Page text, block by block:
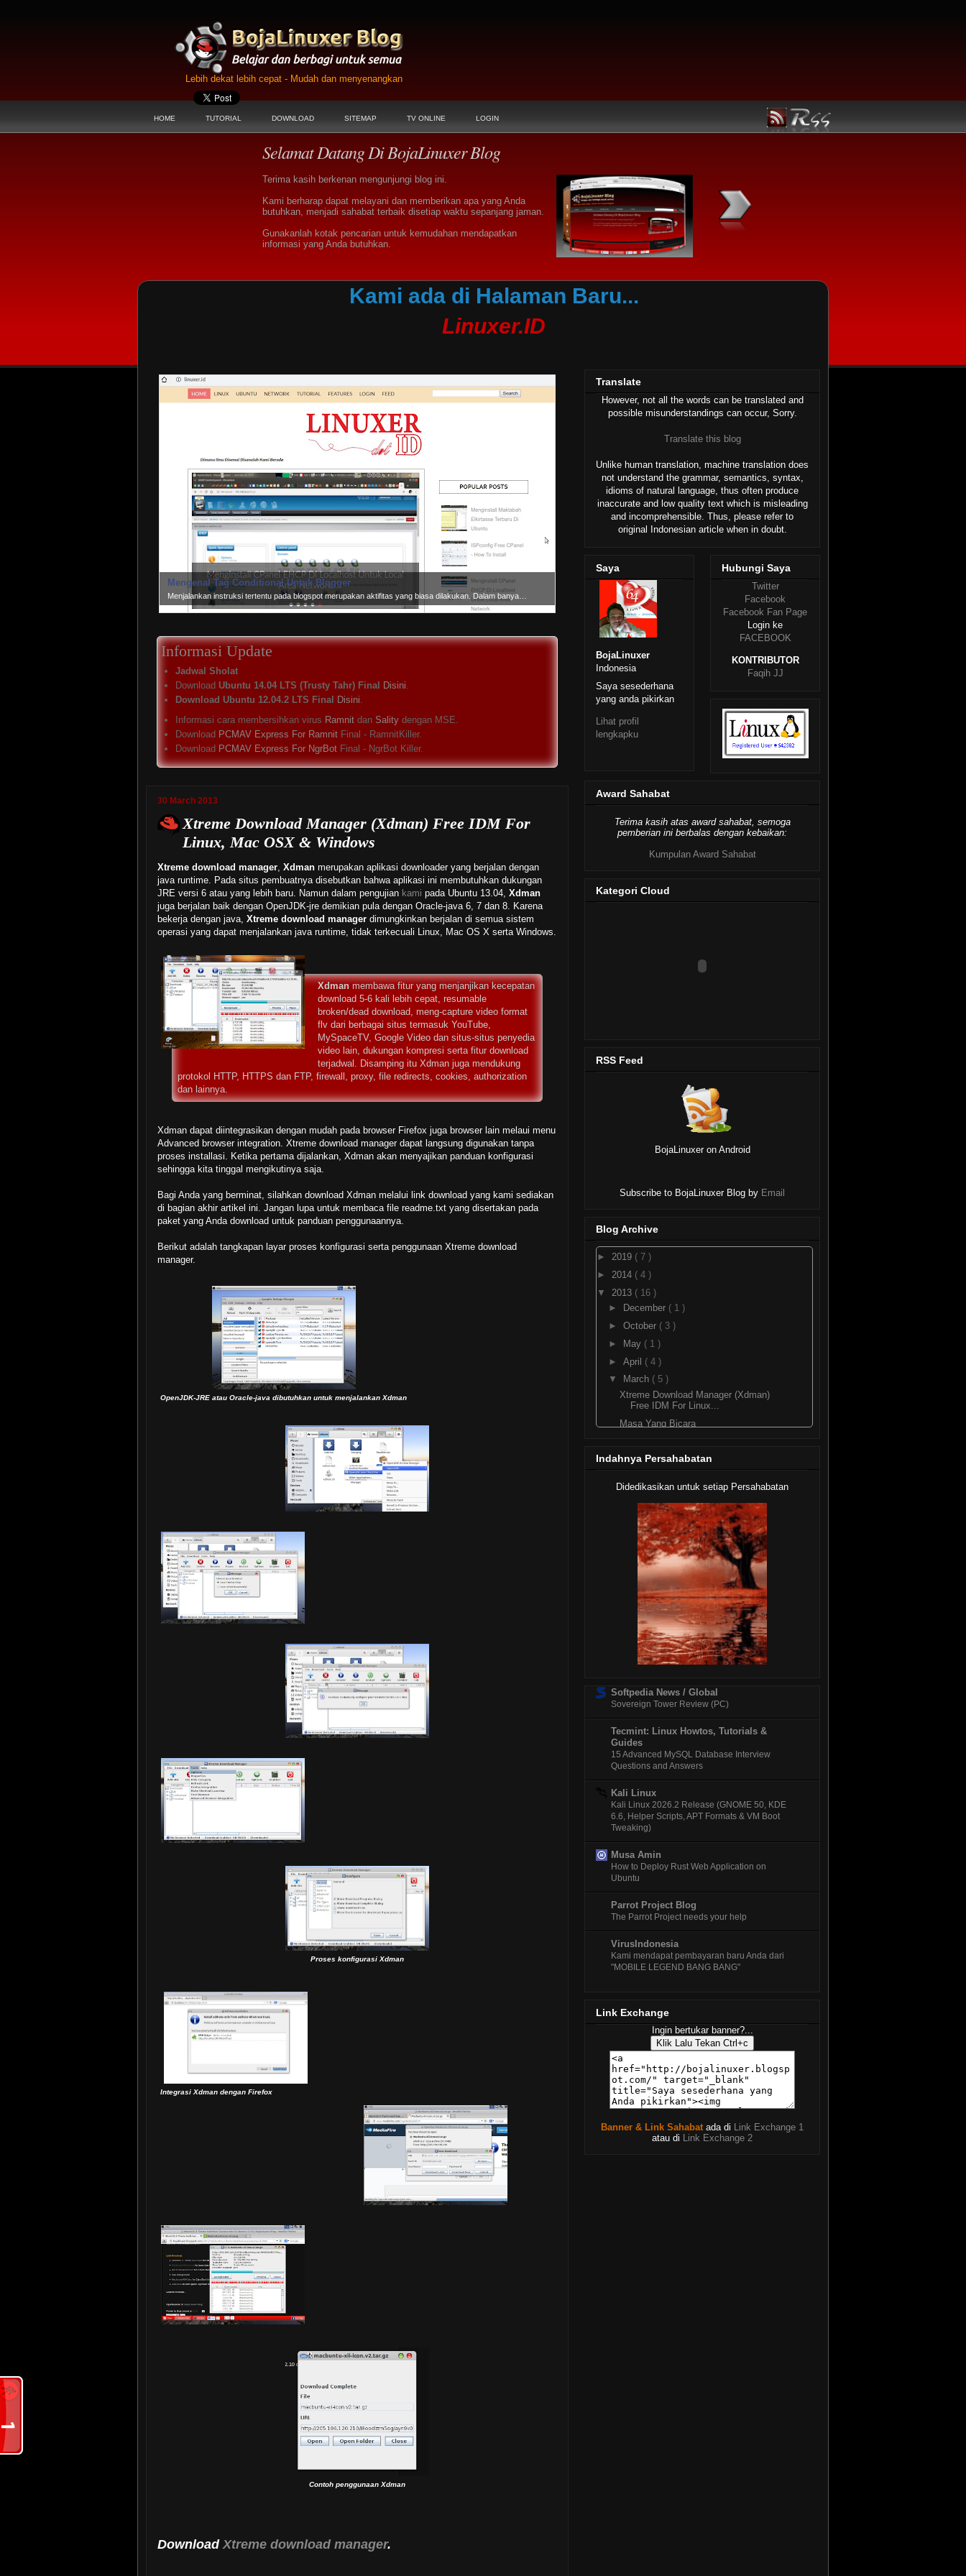
Lebih dekat lebih cepat - Mudah dan menyenangkan
HOME TUTORIAL DOWNLOAD SITEMAP TV ONLINE LOGIN
Selamat Datang Di BojaLinuxer Blog
Terima kasih berkenan mengunjungi blog ini.
Kami berharap dapat melayani dan memberikan apa yang Anda
butuhkan, menjadi sahabat terbaik disetiap waktu sepanjang jaman.
Gunakanlah kotak pencarian untuk kemudahan mendapatkan
informasi yang Anda butuhkan.
Linux utama yang Anda butuhkan:
Jadwal Rilis
Kami ada di Halaman Baru...
Linuxer.ID
Mengenal Tag Conditional Untuk Blogger
Menjalankan instruksi tertentu pada blogspot merupakan aktifitas yang biasa dilakukan. Dalam banya…
Informasi Update
Jadwal Sholat
Download Ubuntu 14.04 LTS (Trusty Tahr) Final Disini.
Download Ubuntu 12.04.2 LTS Final
Disini.
Informasi cara membersihkan virus Ramnit dan Sality dengan MSE.
Download PCMAV Express For Ramnit Final - RamnitKiller.
Download PCMAV Express For NgrBot Final - NgrBot Killer.
30 March 2013
Xtreme Download Manager (Xdman) Free IDM For
Linux, Mac OSX & Windows
Xtreme download manager, Xdman merupakan aplikasi downloader yang berjalan dengan
java runtime. Pada situs pembuatnya disebutkan bahwa aplikasi ini membutuhkan dukungan
JRE versi 6 atau yang lebih baru. Namun dalam pengujian kami pada Ubuntu 13.04, Xdman
juga berjalan baik dengan OpenJDK-jre demikian pula dengan Oracle-java 6, 7 dan 8. Karena
bekerja dengan java, Xtreme download manager dimungkinkan berjalan di semua sistem
operasi yang dapat menjalankan java runtime, tidak terkecuali Linux, Mac OS X serta Windows.
Xdman membawa fitur yang menjanjikan kecepatan
download 5-6 kali lebih cepat, resumable
broken/dead download, meng-capture video format
flv dari berbagai situs termasuk YouTube,
MySpaceTV, Google Video dan situs-situs penyedia
video lain, dukungan kompresi serta fitur download
terjadwal. Disamping itu Xdman juga mendukung
protokol HTTP, HTTPS dan FTP, firewall, proxy, file redirects, cookies, authorization
dan lainnya.
Xdman dapat diintegrasikan dengan mudah pada browser Firefox juga browser lain melaui menu
Advanced browser integration. Xtreme download manager dapat langsung digunakan tanpa
proses installasi. Ketika pertama dijalankan, Xdman akan menyajikan panduan konfigurasi
sehingga kita tinggal mengikutinya saja.
Bagi Anda yang berminat, silahkan download Xdman melalui link download yang kami sediakan
di bagian akhir artikel ini. Jangan lupa untuk membaca file readme.txt yang disertakan pada
paket yang Anda download untuk panduan penggunaannya.
Berikut adalah tangkapan layar proses konfigurasi serta penggunaan Xtreme download
manager.
OpenJDK-JRE atau Oracle-java dibutuhkan untuk menjalankan Xdman
Proses konfigurasi Xdman
Integrasi Xdman dengan Firefox
Contoh penggunaan Xdman
DownloadXtreme download manager.
Translate
However, not all the words can be translated and
possible misunderstandings can occur, Sorry.
Translate this blog
Unlike human translation, machine translation does
not understand the grammar, semantics, syntax,
idioms of natural language, thus often produce
inaccurate and low quality text which is misleading
and incomprehensible. Thus, please refer to
original Indonesian article when in doubt.
Saya
BojaLinuxer
Indonesia
Saya sesederhana
yang anda pikirkan
Lihat profil
lengkapku
Hubungi Saya
Twitter
Facebook
Facebook Fan Page
Login ke
FACEBOOK
KONTRIBUTOR
Faqih JJ
Award Sahabat
Terima kasih atas award sahabat, semoga
pemberian ini berbalas dengan kebaikan:
Kumpulan Award Sahabat
Kategori Cloud
RSS Feed
BojaLinuxer on Android
Subscribe to BojaLinuxer Blog by Email
Blog Archive
► 2019 ( 7 )
► 2014 ( 4 )
▼ 2013 ( 16 )
►
December ( 1 )
► October ( 3 )
►
May ( 1 )
► April ( 4 )
▼
March ( 5 )
Xtreme Download Manager (Xdman)
Free IDM For Linux...
Masa Yang Bicara
Mudah Mengupgrade ke LibreOffice 4
Di Ubuntu 12.04...
Ubuntu
February( 2 )
( 62 )
( 238 )
( 246 )
( 15 )
Indahnya Persahabatan
Didedikasikan untuk setiap Persahabatan
Softpedia News / Global
Sovereign Tower Review (PC)
Tecmint: Linux Howtos, Tutorials &
Guides
15 Advanced MySQL Database Interview
Questions and Answers
Kali Linux
Kali Linux 2026.2 Release (GNOME 50, KDE
6.6, Helper Scripts, APT Formats & VM Boot
Tweaking)
Musa Amin
How to Deploy Rust Web Application on
Ubuntu
Parrot Project Blog
The Parrot Project needs your help
VirusIndonesia
Kami mendapat pembayaran baru Anda dari
"MOBILE LEGEND BANG BANG"
Link Exchange
Ingin bertukar banner?...
Banner & Link Sahabat ada di Link Exchange 1
atau di Link Exchange 2